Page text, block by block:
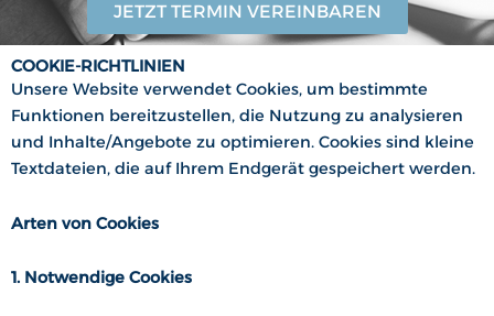
JETZT TERMIN VEREINBAREN
COOKIE-RICHTLINIEN
Unsere Website verwendet Cookies, um bestimmte
Funktionen bereitzustellen, die Nutzung zu analysieren
und Inhalte/Angebote zu optimieren. Cookies sind kleine
Textdateien, die auf Ihrem Endgerät gespeichert werden.
Arten von Cookies
1. Notwendige Cookies